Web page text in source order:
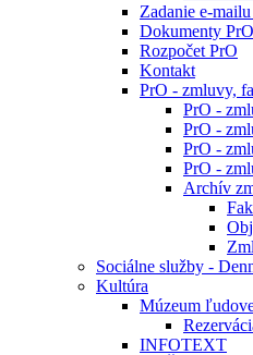
Zadanie e-
Dokumenty PrO
Rozpočet PrO
Kontakt
PrO - zmluvy,
PrO -
PrO -
PrO -
PrO -
Archív
Sociálne služby -
Kultúra
Múzeum
INFOTEXT